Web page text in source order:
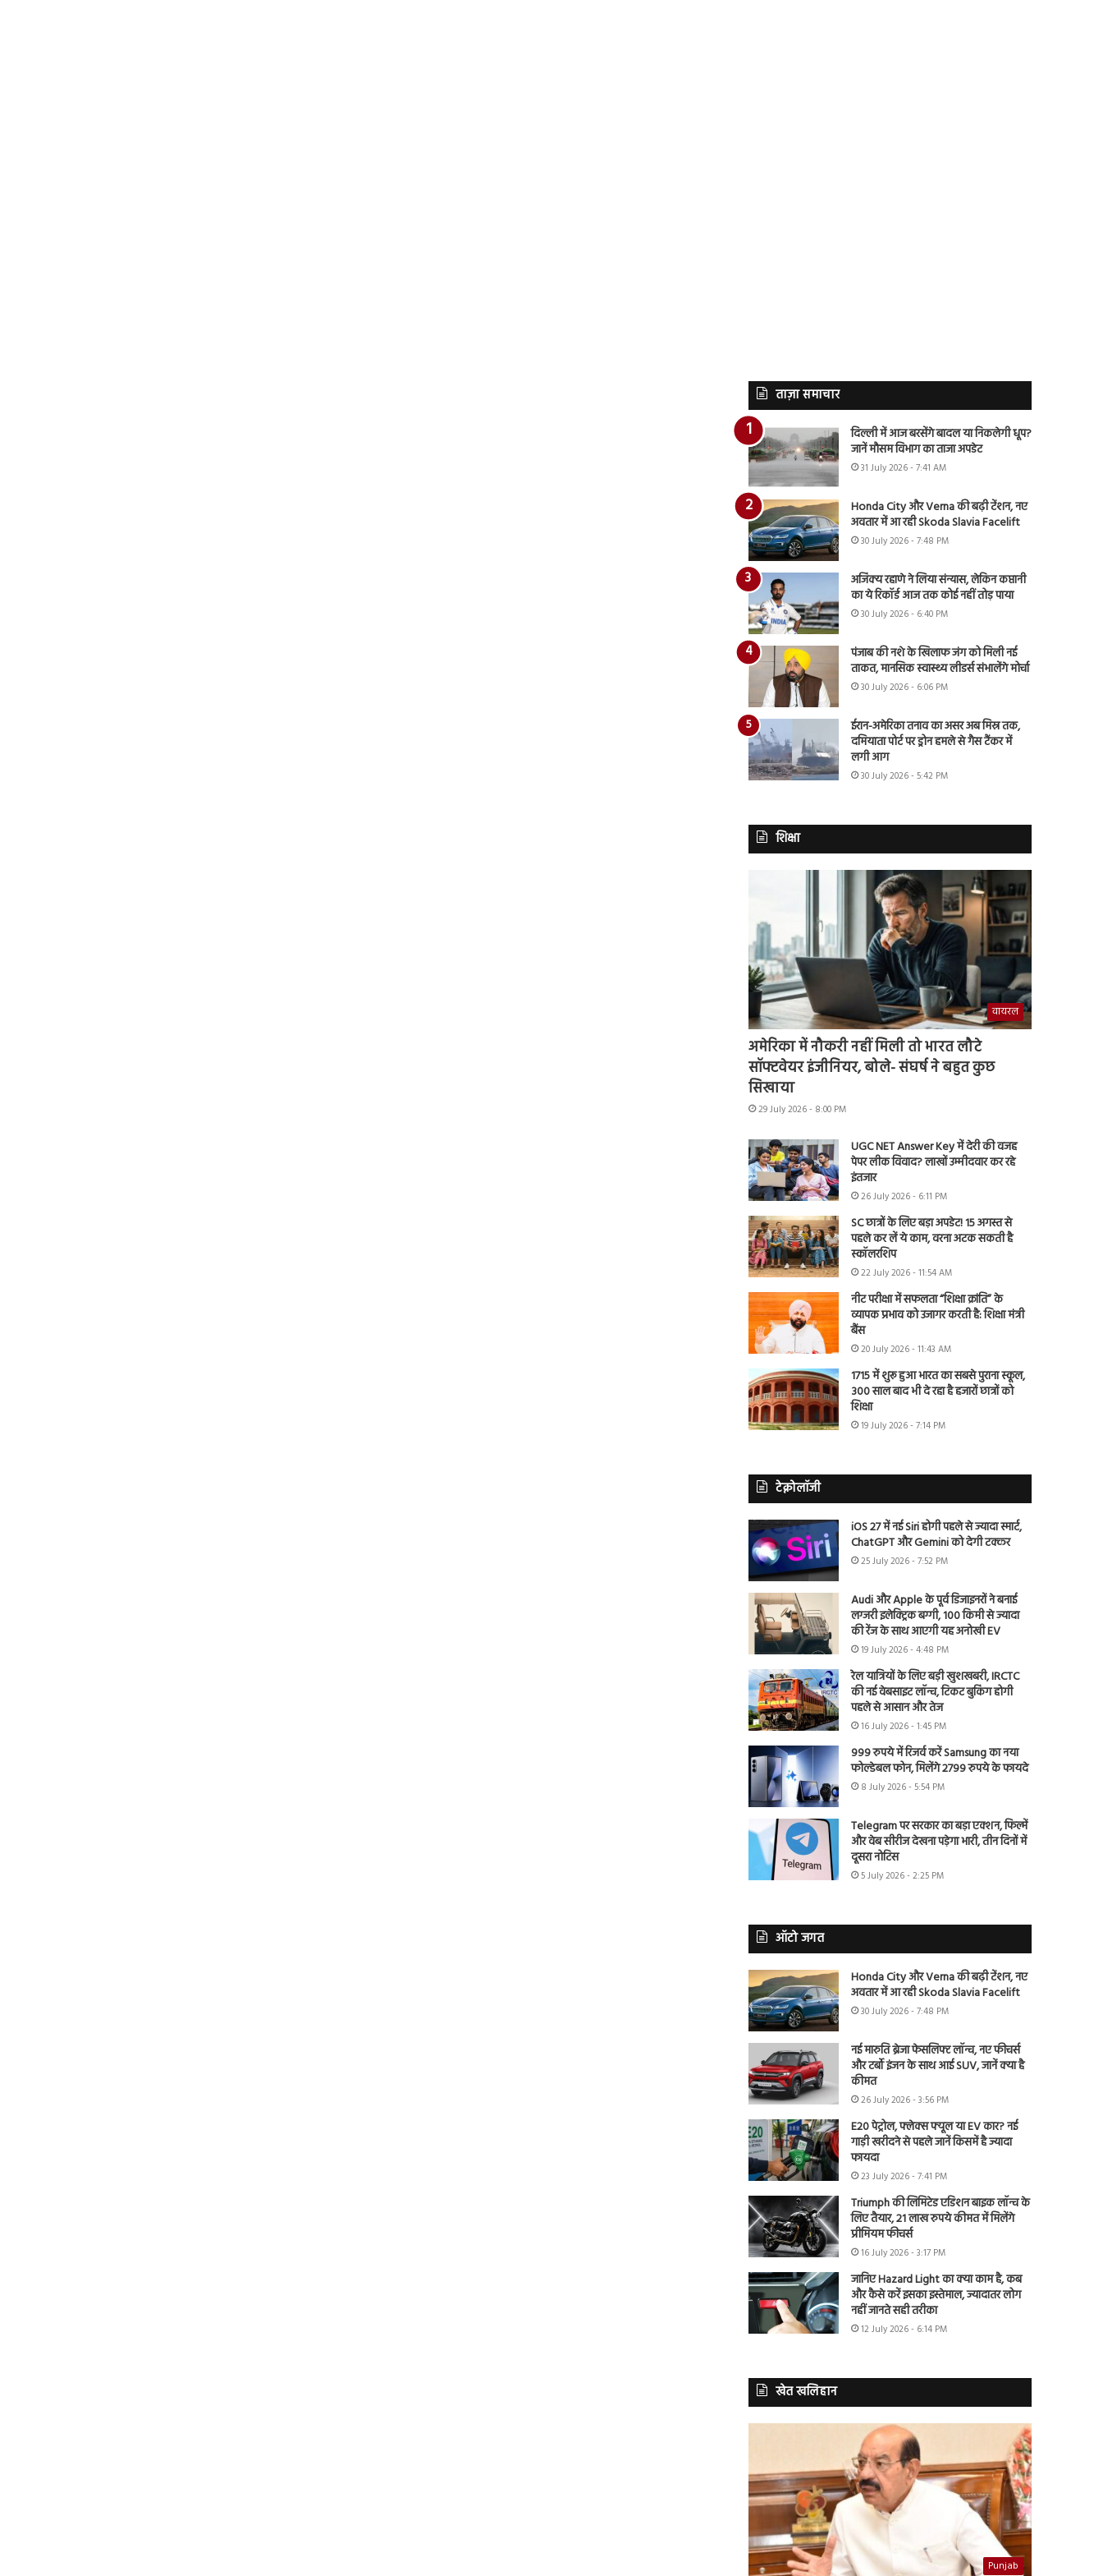
ताज़ा समाचार
दिल्ली में आज बरसेंगे बादल या निकलेगी धूप?
जानें मौसम विभाग का ताजा अपडेट
31 July 2026 - 7:41 AM
Honda City और Verna की बढ़ी टेंशन, नए
अवतार में आ रही Skoda Slavia Facelift
30 July 2026 - 7:48 PM
अजिंक्य रहाणे ने लिया संन्यास, लेकिन कप्तानी
का ये रिकॉर्ड आज तक कोई नहीं तोड़ पाया
30 July 2026 - 6:40 PM
पंजाब की नशे के खिलाफ जंग को मिली नई
ताकत, मानसिक स्वास्थ्य लीडर्स संभालेंगे मोर्चा
30 July 2026 - 6:06 PM
ईरान-अमेरिका तनाव का असर अब मिस्र तक,
दमियाता पोर्ट पर ड्रोन हमले से गैस टैंकर में
लगी आग
30 July 2026 - 5:42 PM
शिक्षा
वायरल
अमेरिका में नौकरी नहीं मिली तो भारत लौटे
सॉफ्टवेयर इंजीनियर, बोले- संघर्ष ने बहुत कुछ
सिखाया
29 July 2026 - 8:00 PM
UGC NET Answer Key में देरी की वजह
पेपर लीक विवाद? लाखों उम्मीदवार कर रहे
इंतजार
26 July 2026 - 6:11 PM
SC छात्रों के लिए बड़ा अपडेट! 15 अगस्त से
पहले कर लें ये काम, वरना अटक सकती है
स्कॉलरशिप
22 July 2026 - 11:54 AM
नीट परीक्षा में सफलता “शिक्षा क्रांति” के
व्यापक प्रभाव को उजागर करती है: शिक्षा मंत्री
बैंस
20 July 2026 - 11:43 AM
1715 में शुरू हुआ भारत का सबसे पुराना स्कूल,
300 साल बाद भी दे रहा है हजारों छात्रों को
शिक्षा
19 July 2026 - 7:14 PM
टेक्नोलॉजी
iOS 27 में नई Siri होगी पहले से ज्यादा स्मार्ट,
ChatGPT और Gemini को देगी टक्कर
25 July 2026 - 7:52 PM
Audi और Apple के पूर्व डिजाइनरों ने बनाई
लग्जरी इलेक्ट्रिक बग्गी, 100 किमी से ज्यादा
की रेंज के साथ आएगी यह अनोखी EV
19 July 2026 - 4:48 PM
रेल यात्रियों के लिए बड़ी खुशखबरी, IRCTC
की नई वेबसाइट लॉन्च, टिकट बुकिंग होगी
पहले से आसान और तेज
16 July 2026 - 1:45 PM
999 रुपये में रिजर्व करें Samsung का नया
फोल्डेबल फोन, मिलेंगे 2799 रुपये के फायदे
8 July 2026 - 5:54 PM
Telegram पर सरकार का बड़ा एक्शन, फिल्में
और वेब सीरीज देखना पड़ेगा भारी, तीन दिनों में
दूसरा नोटिस
5 July 2026 - 2:25 PM
ऑटो जगत
Honda City और Verna की बढ़ी टेंशन, नए
अवतार में आ रही Skoda Slavia Facelift
30 July 2026 - 7:48 PM
नई मारुति ब्रेजा फेसलिफ्ट लॉन्च, नए फीचर्स
और टर्बो इंजन के साथ आई SUV, जानें क्या है
कीमत
26 July 2026 - 3:56 PM
E20 पेट्रोल, फ्लेक्स फ्यूल या EV कार? नई
गाड़ी खरीदने से पहले जानें किसमें है ज्यादा
फायदा
23 July 2026 - 7:41 PM
Triumph की लिमिटेड एडिशन बाइक लॉन्च के
लिए तैयार, 21 लाख रुपये कीमत में मिलेंगे
प्रीमियम फीचर्स
16 July 2026 - 3:17 PM
जानिए Hazard Light का क्या काम है, कब
और कैसे करें इसका इस्तेमाल, ज्यादातर लोग
नहीं जानते सही तरीका
12 July 2026 - 6:14 PM
खेत खलिहान
Punjab